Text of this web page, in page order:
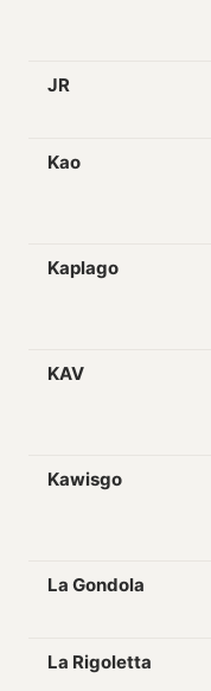
JR
Kao
Kaplago
KAV
Kawisgo
La Gondola
La Rigoletta